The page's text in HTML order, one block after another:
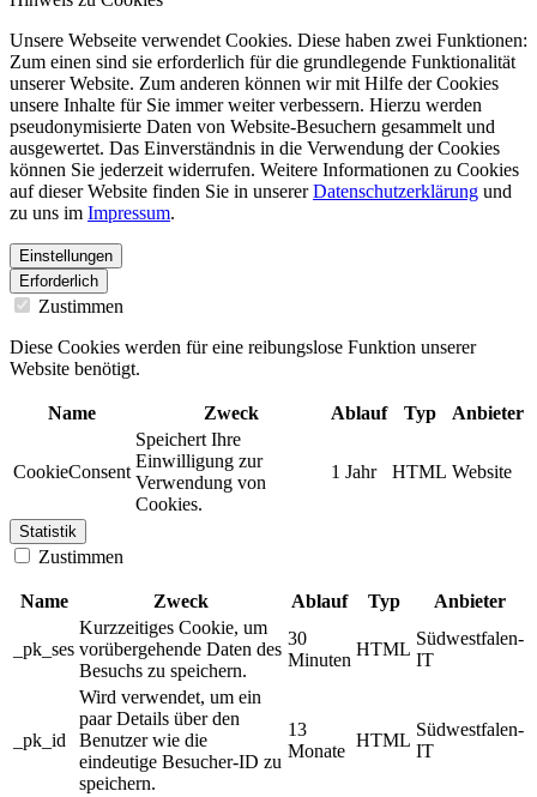
Unsere Webseite verwendet Cookies. Diese haben zwei Funktionen:
Zum einen sind sie erforderlich für die grundlegende Funktionalität
unserer Website. Zum anderen können wir mit Hilfe der Cookies
unsere Inhalte für Sie immer weiter verbessern. Hierzu werden
pseudonymisierte Daten von Website-Besuchern gesammelt und
ausgewertet. Das Einverständnis in die Verwendung der Cookies
können Sie jederzeit widerrufen. Weitere Informationen zu Cookies
auf dieser Website finden Sie in unsererDatenschutzerklärung und
zu uns im Impressum.
Einstellungen
Erforderlich
Zustimmen
Diese Cookies werden für eine reibungslose Funktion unserer
Website benötigt.
Name Zweck Ablauf Typ Anbieter
CookieConsent
Speichert Ihre
Einwilligung zur
Verwendung von
Cookies.
1 Jahr HTML Website
Statistik
Zustimmen
Name Zweck Ablauf Typ Anbieter
_pk_ses
Kurzzeitiges Cookie, um
vorübergehende Daten des
Besuchs zu speichern.
30
Minuten
HTML
Südwestfalen-
IT
_pk_id
Wird verwendet, um ein
paar Details über den
Benutzer wie die
eindeutige Besucher-ID zu
speichern.
13
Monate
HTML
Südwestfalen-
IT